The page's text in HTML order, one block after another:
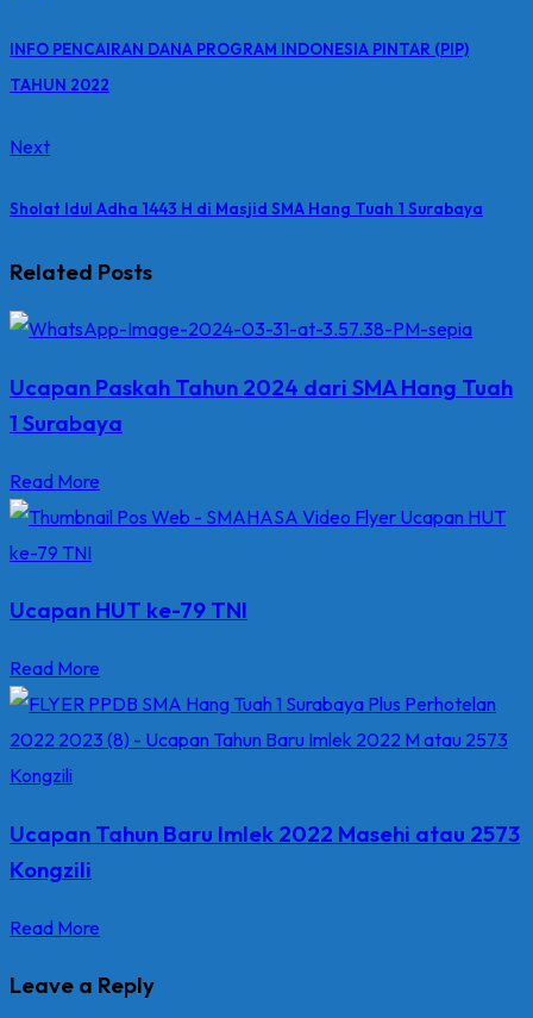
INFO PENCAIRAN DANA PROGRAM INDONESIA PINTAR (PIP)
TAHUN 2022
Next
Sholat Idul Adha 1443 H di Masjid SMA Hang Tuah 1 Surabaya
Related Posts
Ucapan Paskah Tahun 2024 dari SMA Hang Tuah
1 Surabaya
Read More
Ucapan HUT ke-79 TNI
Read More
Ucapan Tahun Baru Imlek 2022 Masehi atau 2573
Kongzili
Read More
Leave a Reply